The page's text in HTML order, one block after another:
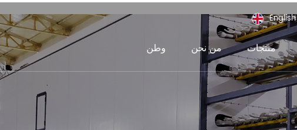
English
وطن من نحن منتجات